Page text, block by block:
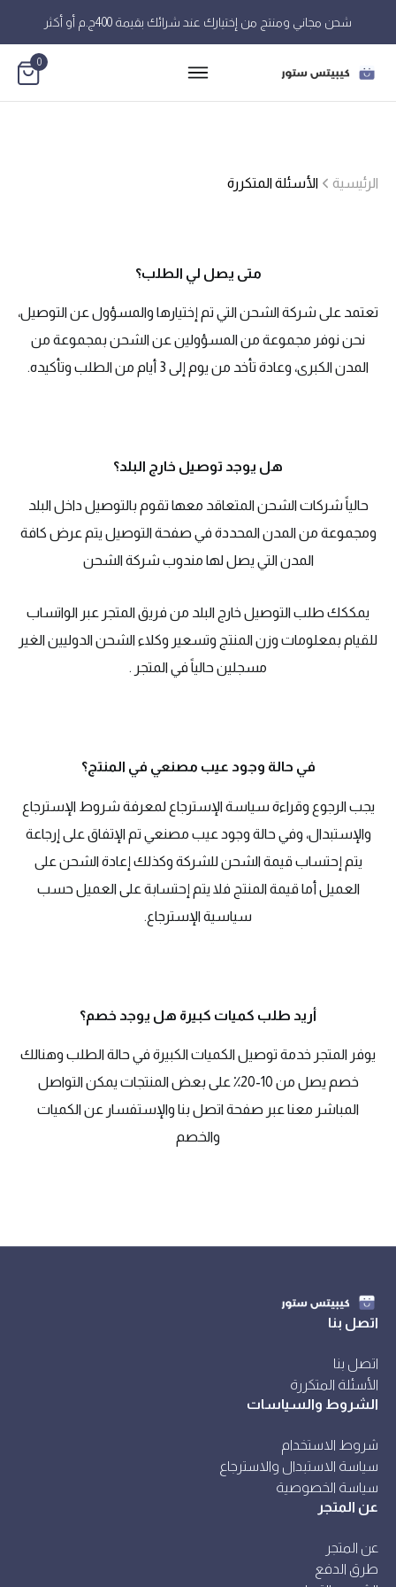
شحن مجاني ومنتج من إختيارك عند شرائك بقيمة 400ج.م أو أكثر
0
الرئيسية الأسئلة المتكررة
متى يصل لي الطلب؟
تعتمد على شركة الشحن التي تم إختيارها والمسؤول عن التوصيل،
نحن نوفر مجموعة من المسؤولين عن الشحن بمجموعة من
المدن الكبرى، وعادة تأخد من يوم إلى 3 أيام من الطلب وتأكيده.
هل يوجد توصيل خارج البلد؟
حالياً شركات الشحن المتعاقد معها تقوم بالتوصيل داخل البلد
ومجموعة من المدن المحددة في صفحة التوصيل يتم عرض كافة
المدن التي يصل لها مندوب شركة الشحن
يمككك طلب التوصيل خارج البلد من فريق المتجر عبر الواتساب
للقيام بمعلومات وزن المنتج وتسعير وكلاء الشحن الدوليين الغير
مسجلين حالياً في المتجر .
في حالة وجود عيب مصنعي في المنتج؟
يجب الرجوع وقراءة سياسة الإسترجاع لمعرفة شروط الإسترجاع
والإستبدال، وفي حالة وجود عيب مصنعي تم الإتفاق على إرجاعة
يتم إحتساب قيمة الشحن للشركة وكذلك إعادة الشحن على
العميل أما قيمة المنتج فلا يتم إحتسابة على العميل حسب
سياسية الإسترجاع.
أريد طلب كميات كبيرة هل يوجد خصم؟
يوفر المتجر خدمة توصيل الكميات الكبيرة في حالة الطلب وهنالك
خصم يصل من 10-20٪ على بعض المنتجات يمكن التواصل
المباشر معنا عبر صفحة اتصل بنا والإستفسار عن الكميات
والخصم
اتصل بنا
اتصل بنا
الأسئلة المتكررة
الشروط والسياسات
شروط الاستخدام
سياسة الاستبدال والاسترجاع
سياسة الخصوصية
عن المتجر
عن المتجر
طرق الدفع